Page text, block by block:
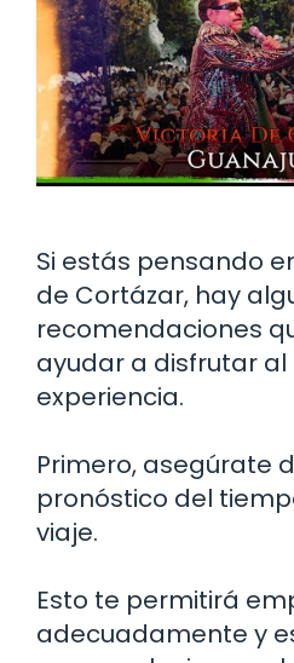
Si estás pensando
de Cortázar, hay
recomendaciones
ayudar a disfrutar
experiencia.
Primero, asegúrate
pronóstico del
viaje.
Esto te permitirá
adecuadamente y